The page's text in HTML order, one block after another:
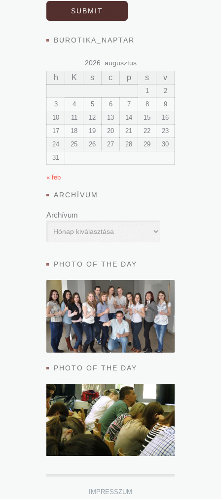
BUROTIKA_NAPTAR
2026. augusztus
h K s c p s v
1
2
3
4 5 6 7 8
9
10
11 12 13 14 15
16
17
18 19 20 21 22
23
24
25 26 27 28 29
30
31
« feb
ARCHÍVUM
Archívum
PHOTO OF THE DAY
PHOTO OF THE DAY
IMPRESSZUM